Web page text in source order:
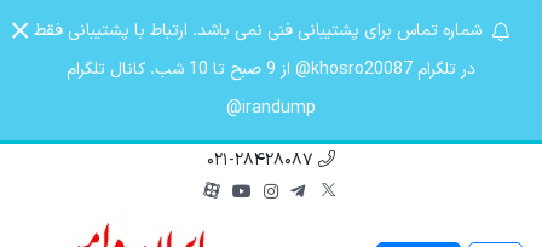
شماره تماس برای پشتیبانی فنی نمی باشد. ارتباط با پشتیبانی فقط
در تلگرام khosro20087@ از 9 صبح تا 10 شب. کانال تلگرام
irandump@
021-28428087